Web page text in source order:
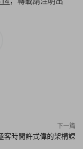
下一篇
客時間許式偉的架構課